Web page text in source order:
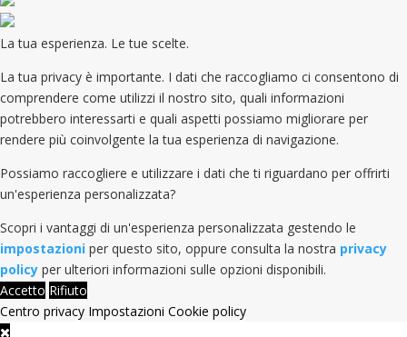
La tua esperienza. Le tue scelte.
La tua privacy è importante. I dati che raccogliamo ci consentono di
comprendere come utilizzi il nostro sito, quali informazioni
potrebbero interessarti e quali aspetti possiamo migliorare per
rendere più coinvolgente la tua esperienza di navigazione.
Possiamo raccogliere e utilizzare i dati che ti riguardano per offrirti
un'esperienza personalizzata?
Scopri i vantaggi di un'esperienza personalizzata gestendo le
impostazioni per questo sito, oppure consulta la nostra privacy
policy per ulteriori informazioni sulle opzioni disponibili.
Accetto Rifiuto
Centro privacy Impostazioni Cookie policy